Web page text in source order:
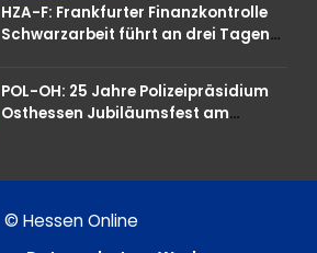
HZA-F: Frankfurter Finanzkontrolle
Schwarzarbeit führt an drei Tagen
Sicherheitsgewerbe durch
POL-OH: 25 Jahre Polizeipräsidium
Osthessen Jubiläumsfest am
spannende Einblicke in die
© Hessen Online